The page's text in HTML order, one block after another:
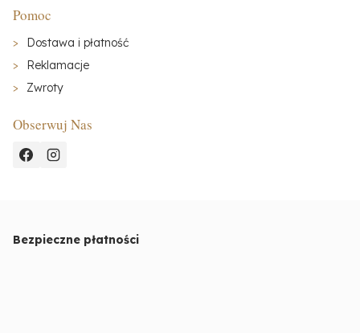
Pomoc
Dostawa i płatność
Reklamacje
Zwroty
Obserwuj Nas
Bezpieczne płatności